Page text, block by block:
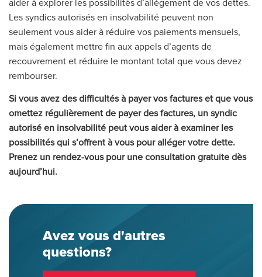
aider à explorer les possibilités d’allègement de vos dettes.
Les syndics autorisés en insolvabilité peuvent non
seulement vous aider à réduire vos paiements mensuels,
mais également mettre fin aux appels d’agents de
recouvrement et réduire le montant total que vous devez
rembourser.
Si vous avez des difficultés à payer vos factures et que vous
omettez régulièrement de payer des factures, un syndic
autorisé en insolvabilité peut vous aider à examiner les
possibilités qui s’offrent à vous pour alléger votre dette.
Prenez un rendez-vous pour une consultation gratuite dès
aujourd’hui.
Avez vous d'autres
questions?